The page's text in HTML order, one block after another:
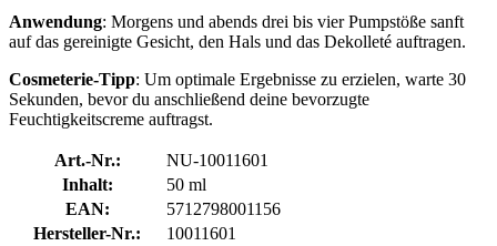
Anwendung: Morgens und abends drei bis vier Pumpstöße sanft
auf das gereinigte Gesicht, den Hals und das Dekolleté auftragen.
Cosmeterie-Tipp: Um optimale Ergebnisse zu erzielen, warte 30
Sekunden, bevor du anschließend deine bevorzugte
Feuchtigkeitscreme auftragst.
Art.-Nr.:
NU-10011601
Inhalt:
50 ml
EAN:
5712798001156
Hersteller-Nr.:
10011601